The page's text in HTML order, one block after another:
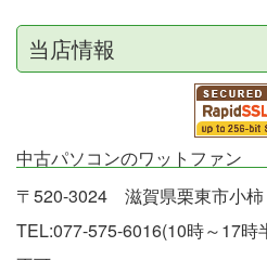
当店情報
中古パソコンのワットファン
〒520-3024 滋賀県栗東市小
TEL:077-575-6016(10時～17時